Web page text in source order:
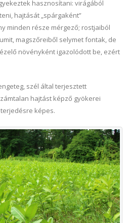
hasznosítani: virágából
hajtását „spárgaként”
minden része mérgező; rostjaiból
magszőreiből selymet fontak, de
növényként igazolódott be, ezért
szél által terjesztett
hajtást képző gyökerei
képes.